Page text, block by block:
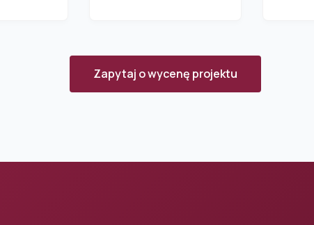
Zapytaj o wycenę projektu